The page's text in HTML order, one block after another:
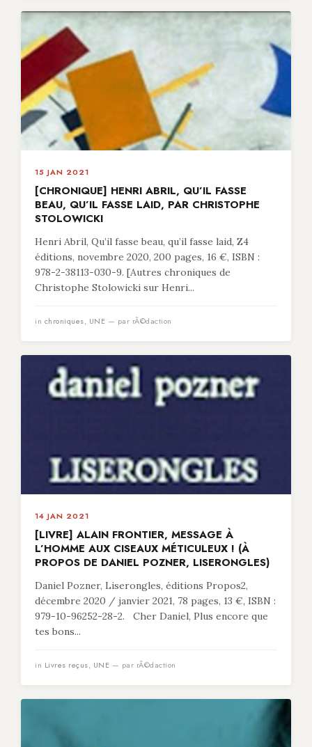
15 JAN 2021
[CHRONIQUE] HENRI ABRIL, QU’IL FASSE
BEAU, QU’IL FASSE LAID, PAR CHRISTOPHE
STOLOWICKI
Henri Abril, Qu’il fasse beau, qu’il fasse laid, Z4
éditions, novembre 2020, 200 pages, 16 €, ISBN :
978-2-38113-030-9. [Autres chroniques de
Christophe Stolowicki sur Henri...
in chroniques, UNE — par rÃ©daction
14 JAN 2021
[LIVRE] ALAIN FRONTIER, MESSAGE À
L’HOMME AUX CISEAUX MÉTICULEUX ! (À
PROPOS DE DANIEL POZNER, LISERONGLES)
Daniel Pozner, Liserongles, éditions Propos2,
décembre 2020 / janvier 2021, 78 pages, 13 €, ISBN :
979-10-96252-28-2. Cher Daniel, Plus encore que
tes bons...
in Livres reçus, UNE — par rÃ©daction